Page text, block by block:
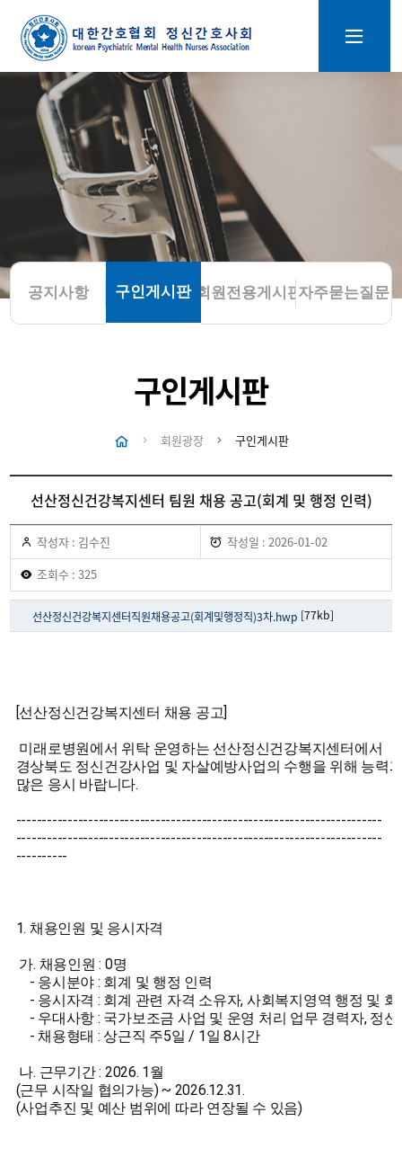
공지사항 구인게시판 회원전용게시판자주묻는질문
구인게시판
회원광장 구인게시판
선산정신건강복지센터 팀원 채용 공고(회계 및 행정 인력)
작성자 : 김수진
작성일 : 2026-01-02
조회수 : 325
선산정신건강복지센터직원채용공고(회계및행정직)3차.hwp [77kb]
[선산정신건강복지센터 채용 공고]
미래로병원에서 위탁 운영하는 선산정신건강복지센터에서
경상북도 정신건강사업 및 자살예방사업의 수행을 위해 능력
많은 응시 바랍니다.
-----------------------------------------------------------------------
-----------------------------------------------------------------------
----------
1. 채용인원 및 응시자격
가. 채용인원 : 0명
- 응시분야 : 회계 및 행정 인력
- 응시자격 : 회계 관련 자격 소유자, 사회복지영역 행정 및
- 우대사항 : 국가보조금 사업 및 운영 처리 업무 경력자, 정
- 채용형태 : 상근직 주5일 / 1일 8시간
나. 근무기간 : 2026. 1월
(근무 시작일 협의가능) ~ 2026.12.31.
(사업추진 및 예산 범위에 따라 연장될 수 있음)